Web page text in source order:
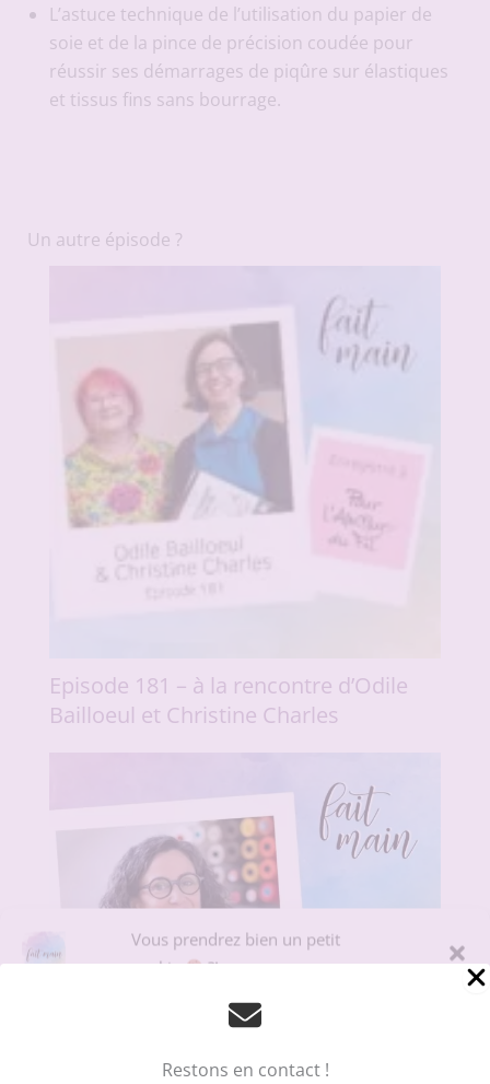
Vous prendrez bien un petit
cookie
?!
utilisons des technologies telles que les cookies pour stocker et/ou
accéder aux informations des appareils. Le fait de consentir à ces
comportement de navigation ou les ID uniques sur ce site. Le fait de ne
Restons en contact !
L’astuce technique de l’utilisation du papier de
soie et de la pince de précision coudée pour
réussir ses démarrages de piqûre sur élastiques
et tissus fins sans bourrage.
Un autre épisode ?
Episode 181 – à la rencontre d’Odile
Bailloeul et Christine Charles